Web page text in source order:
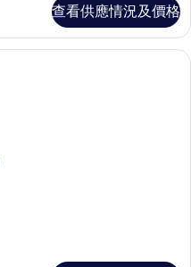
查看供應情況及價格